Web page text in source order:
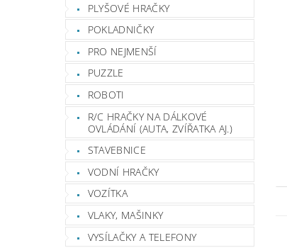
PLYŠOVÉ HRAČKY
POKLADNIČKY
PRO NEJMENŠÍ
PUZZLE
ROBOTI
R/C HRAČKY NA DÁLKOVÉ
OVLÁDÁNÍ (AUTA, ZVÍŘATKA AJ.)
STAVEBNICE
VODNÍ HRAČKY
VOZÍTKA
VLAKY, MAŠINKY
VYSÍLAČKY A TELEFONY